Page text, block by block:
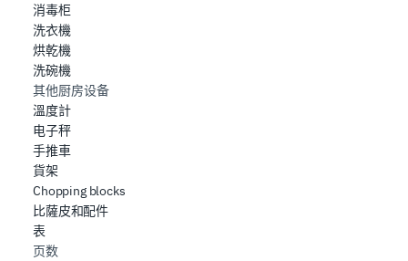
消毒柜
洗衣機
烘乾機
洗碗機
其他厨房设备
溫度計
电子秤
手推車
貨架
Chopping blocks
比薩皮和配件
表
页数